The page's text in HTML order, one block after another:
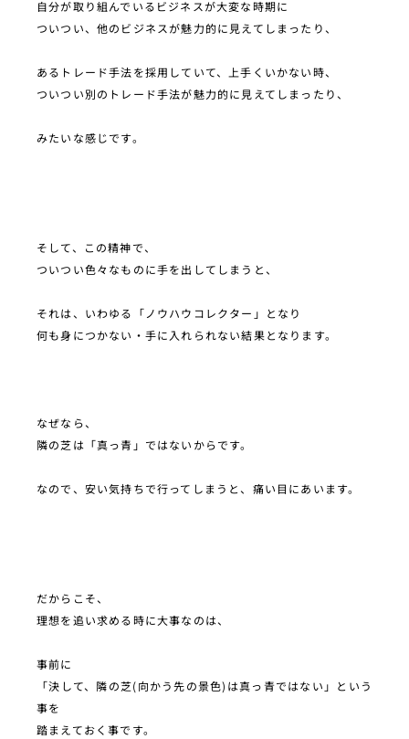
自分が取り組んでいるビジネスが大変な時期に
ついつい、他のビジネスが魅力的に見えてしまったり、
あるトレード手法を採用していて、上手くいかない時、
ついつい別のトレード手法が魅力的に見えてしまったり、
みたいな感じです。
そして、この精神で、
ついつい色々なものに手を出してしまうと、
それは、いわゆる「ノウハウコレクター」となり
何も身につかない・手に入れられない結果となります。
なぜなら、
隣の芝は「真っ青」ではないからです。
なので、安い気持ちで行ってしまうと、痛い目にあいます。
だからこそ、
理想を追い求める時に大事なのは、
事前に
「決して、隣の芝(向かう先の景色)は真っ青ではない」という
事を
踏まえておく事です。